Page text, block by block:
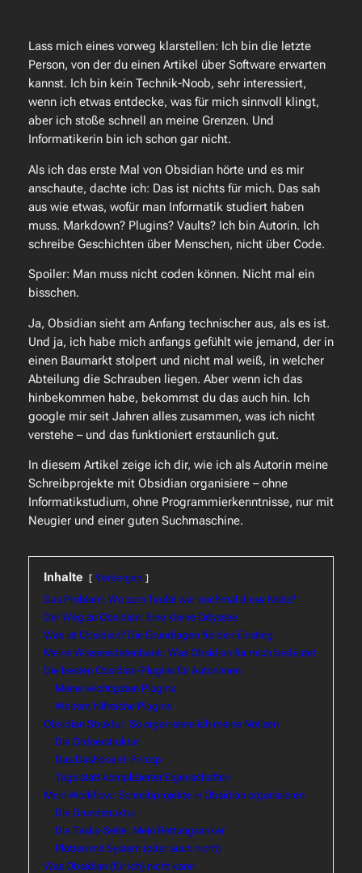
Lass mich eines vorweg klarstellen: Ich bin die letzte
Person, von der du einen Artikel über Software erwarten
kannst. Ich bin kein Technik-Noob, sehr interessiert,
wenn ich etwas entdecke, was für mich sinnvoll klingt,
aber ich stoße schnell an meine Grenzen. Und
Informatikerin bin ich schon gar nicht.
Als ich das erste Mal von Obsidian hörte und es mir
anschaute, dachte ich: Das ist nichts für mich. Das sah
aus wie etwas, wofür man Informatik studiert haben
muss. Markdown? Plugins? Vaults? Ich bin Autorin. Ich
schreibe Geschichten über Menschen, nicht über Code.
Spoiler: Man muss nicht coden können. Nicht mal ein
bisschen.
Ja, Obsidian sieht am Anfang technischer aus, als es ist.
Und ja, ich habe mich anfangs gefühlt wie jemand, der in
einen Baumarkt stolpert und nicht mal weiß, in welcher
Abteilung die Schrauben liegen. Aber wenn ich das
hinbekommen habe, bekommst du das auch hin. Ich
google mir seit Jahren alles zusammen, was ich nicht
verstehe – und das funktioniert erstaunlich gut.
In diesem Artikel zeige ich dir, wie ich als Autorin meine
Schreibprojekte mit Obsidian organisiere – ohne
Informatikstudium, ohne Programmierkenntnisse, nur mit
Neugier und einer guten Suchmaschine.
Inhalte Verbergen
Das Problem: Wo zum Teufel war nochmal diese Notiz?
Der Weg zu Obsidian: Eine kleine Odyssee
Was ist Obsidian? Die Grundlagen für den Einstieg
Meine Wissensdatenbank: Was Obsidian für mich bedeutet
Die besten Obsidian-Plugins für Autorinnen
Meine wichtigsten Plugins
Weitere hilfreiche Plugins
Obsidian Struktur: So organisiere ich meine Notizen
Die Ordnerstruktur
Das Dashboard-Prinzip
Tags statt komplizierter Eigenschaften
Mein Workflow: Schreibprojekte in Obsidian organisieren
Die Grundstruktur
Die Tasks-Seite: Mein Rettungsanker
Plotten mit System (oder auch nicht)
Was Obsidian (für ich) nicht kann